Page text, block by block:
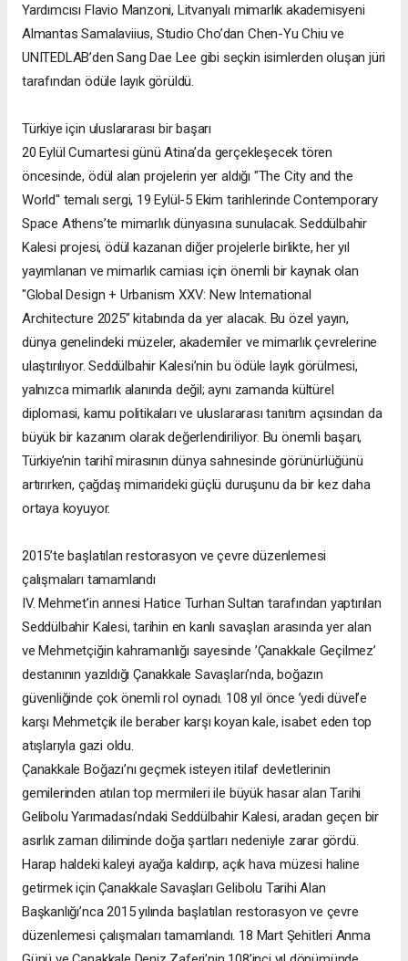
Yardımcısı Flavio Manzoni, Litvanyalı mimarlık akademisyeni
Almantas Samalaviius, Studio Cho’dan Chen-Yu Chiu ve
UNITEDLAB’den Sang Dae Lee gibi seçkin isimlerden oluşan jüri
tarafından ödüle layık görüldü.
Türkiye için uluslararası bir başarı
20 Eylül Cumartesi günü Atina’da gerçekleşecek tören
öncesinde, ödül alan projelerin yer aldığı "The City and the
World" temalı sergi, 19 Eylül-5 Ekim tarihlerinde Contemporary
Space Athens’te mimarlık dünyasına sunulacak. Seddülbahir
Kalesi projesi, ödül kazanan diğer projelerle birlikte, her yıl
yayımlanan ve mimarlık camiası için önemli bir kaynak olan
"Global Design + Urbanism XXV: New International
Architecture 2025" kitabında da yer alacak. Bu özel yayın,
dünya genelindeki müzeler, akademiler ve mimarlık çevrelerine
ulaştırılıyor. Seddülbahir Kalesi’nin bu ödüle layık görülmesi,
yalnızca mimarlık alanında değil; aynı zamanda kültürel
diplomasi, kamu politikaları ve uluslararası tanıtım açısından da
büyük bir kazanım olarak değerlendiriliyor. Bu önemli başarı,
Türkiye’nin tarihî mirasının dünya sahnesinde görünürlüğünü
artırırken, çağdaş mimarideki güçlü duruşunu da bir kez daha
ortaya koyuyor.
2015’te başlatılan restorasyon ve çevre düzenlemesi
çalışmaları tamamlandı
IV. Mehmet’in annesi Hatice Turhan Sultan tarafından yaptırılan
Seddülbahir Kalesi, tarihin en kanlı savaşları arasında yer alan
ve Mehmetçiğin kahramanlığı sayesinde ’Çanakkale Geçilmez’
destanının yazıldığı Çanakkale Savaşları’nda, boğazın
güvenliğinde çok önemli rol oynadı. 108 yıl önce ’yedi düvel’e
karşı Mehmetçik ile beraber karşı koyan kale, isabet eden top
atışlarıyla gazi oldu.
Çanakkale Boğazı’nı geçmek isteyen itilaf devletlerinin
gemilerinden atılan top mermileri ile büyük hasar alan Tarihi
Gelibolu Yarımadası’ndaki Seddülbahir Kalesi, aradan geçen bir
asırlık zaman diliminde doğa şartları nedeniyle zarar gördü.
Harap haldeki kaleyi ayağa kaldırıp, açık hava müzesi haline
getirmek için Çanakkale Savaşları Gelibolu Tarihi Alan
Başkanlığı’nca 2015 yılında başlatılan restorasyon ve çevre
düzenlemesi çalışmaları tamamlandı. 18 Mart Şehitleri Anma